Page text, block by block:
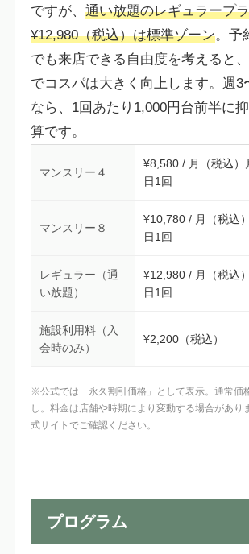
ですが、 通い放題のレギュラープ
¥12,980（税込）は標準ゾーン。予
でも来店できる自由度を考えると
でコスパは大きく向上します。週3
なら、1回あたり1,000円台前半に
算です。
マンスリー４
¥8,580 / 月（税込）
日1回
マンスリー８
¥10,780 / 月（税込
日1回
レギュラー（通
い放題）
¥12,980 / 月（税込
日1回
施設利用料（入
会時のみ）
¥2,200（税込）
※公式では「永久割引価格」として表示。通常価
し。料金は店舗や時期により変動する場合があり
式サイトでご確認ください。
プログラム